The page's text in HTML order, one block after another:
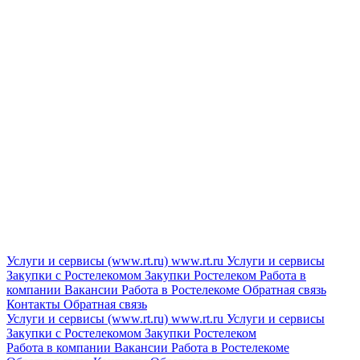
Услуги и сервисы (www.rt.ru) www.rt.ru Услуги и сервисы
Закупки с Ростелекомом Закупки Ростелеком Работа в
компании Вакансии Работа в Ростелекоме Обратная связь
Контакты Обратная связь
Услуги и сервисы (www.rt.ru) www.rt.ru Услуги и сервисы
Закупки с Ростелекомом Закупки Ростелеком
Работа в компании Вакансии Работа в Ростелекоме